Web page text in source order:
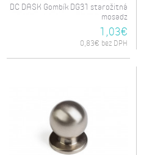
DC DASK Gombík DG31 starožitná
mosadz
1,03€
0,83€ bez DPH